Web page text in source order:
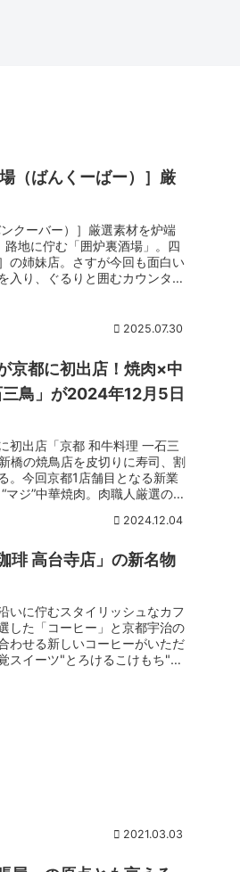
（ばんくーばー）］厳
クーバー）］厳選素材を炉端
地に佇む「囲炉裏酒場」。四
の姉妹店。さすが今回も面白い
入り、ぐるりと囲むカウンター
2025.07.30
京都に初出店！焼肉×中
鳥」が2024年12月5日
初出店「京都 和牛料理 一石三
橋の焼鳥店を皮切りに寿司、割
。今回京都1店舗目となる新業
マジ”中華焼肉。肉職人厳選の和
2024.12.04
琲 高台寺店」の新名物
いに佇むスタイリッシュなカフ
した「コーヒー」と京都宇治の
わせる新しいコーヒーがいただ
スイーツ"とろけるこけもち"話
2021.03.03